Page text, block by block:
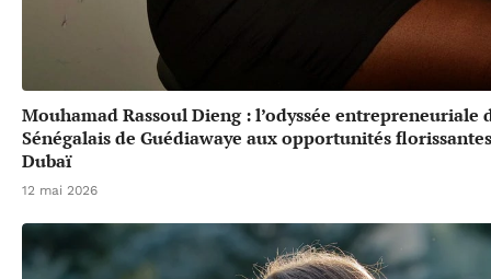
Mouhamad Rassoul Dieng : l’odyssée entrepreneuriale
Sénégalais de Guédiawaye aux opportunités
Dubaï
12 mai 2026